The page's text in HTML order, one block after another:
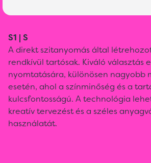
S1 | S
A direkt szitanyomás által
rendkívül tartósak. Kiváló választás
nyomtatására, különösen nagyobb
esetén, ahol a színminőség és a
kulcsfontosságú. A technológia
kreatív tervezést és a széles
használatát.